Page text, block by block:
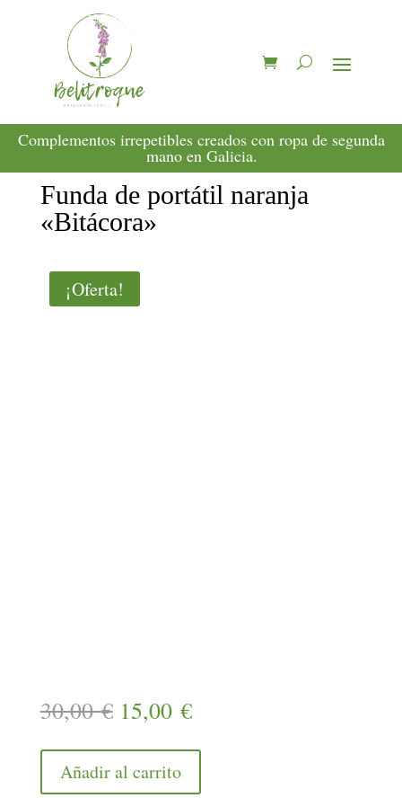
Complementos irrepetibles creados con ropa de segunda
mano en Galicia.
Funda de portátil naranja
«Bitácora»
¡Oferta!
30,00€ El
original
era:
15,00 €El
actual
Añadir al carrito